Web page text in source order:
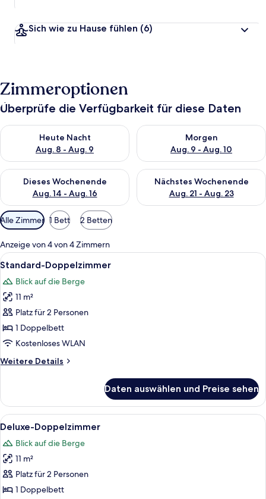
Sich wie zu Hause fühlen (6)
Zimmeroptionen
Überprüfe die Verfügbarkeit für diese Daten
Heute Nacht
Aug. 8 - Aug. 9
Überprüfe die Verfügbarkeit für heute Nacht, Aug. 8 - Aug. 9.
Morgen
Aug. 9 - Aug. 10
Überprüfe die Verfügbarkeit
Dieses Wochenende
Aug. 14 - Aug. 16
Überprüfe die Verfügbarkeit für dieses Wochenende, Aug. 14
Nächstes Wochenende
Aug. 21 - Aug. 23
Überprüfe die Verfügbarkeit
Verfügbare
Filter
für
Zimmer
Alle Zimmer 1 Bett 2 Betten
Anzeige von 4 von 4 Zimmern
Alle
Fotos
für
Standard-
Doppelzimmer
anzeigen
Ein Doppelbett mit Holz-Kopfteil,
8
Standard-Doppelzimmer
Blick auf die Berge
11 m²
Platz für 2 Personen
1 Doppelbett
Kostenloses WLAN
Weitere Details
Weitere
Doppelzimmer
Daten auswählen und Preise sehen
Alle
Fotos
für
Deluxe-
Doppelzimmer
anzeigen
Ein Schlafzimmer mit einem großen
12
Deluxe-Doppelzimmer
Blick auf die Berge
11 m²
Platz für 2 Personen
1 Doppelbett